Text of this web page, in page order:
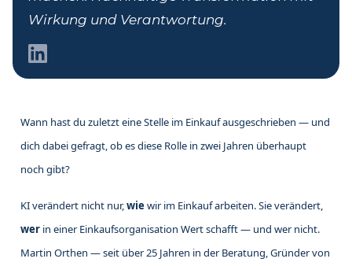
Wirkung und Verantwortung.
Wann hast du zuletzt eine Stelle im Einkauf ausgeschrieben — und
dich dabei gefragt, ob es diese Rolle in zwei Jahren überhaupt
noch gibt?
KI verändert nicht nur,wie wir im Einkauf arbeiten. Sie verändert,
wer in einer Einkaufsorganisation Wert schafft — und wer nicht.
Martin Orthen — seit über 25 Jahren in der Beratung, Gründer von